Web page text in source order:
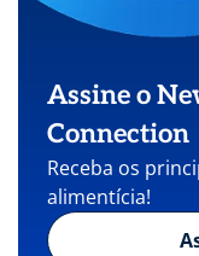
Assine o
Connection
Receba os
alimentícia!